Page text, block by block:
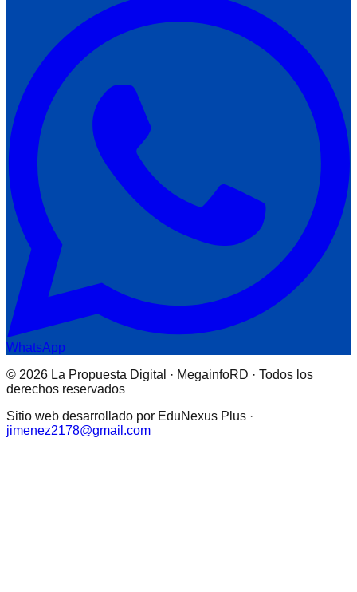
WhatsApp
© 2026 La Propuesta Digital · MegainfoRD · Todos los
derechos reservados
Sitio web desarrollado por EduNexus Plus ·
jimenez2178@gmail.com